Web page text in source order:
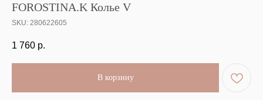
FOROSTINA.K Колье V
SKU: 280622605
1 760 р.
В корзину